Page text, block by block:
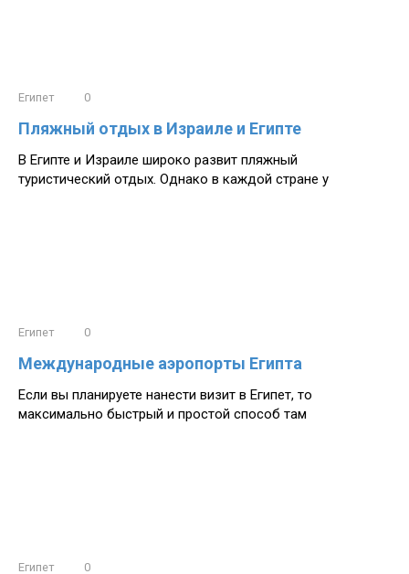
Египет 0
Пляжный отдых в Израиле и Египте
В Египте и Израиле широко развит пляжный
туристический отдых. Однако в каждой стране у
Египет 0
Международные аэропорты Египта
Если вы планируете нанести визит в Египет, то
максимально быстрый и простой способ там
Египет 0